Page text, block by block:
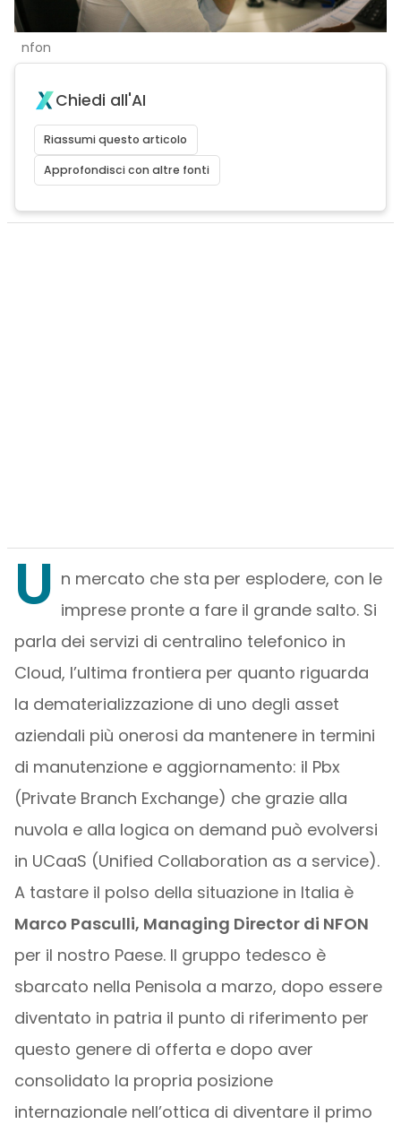
nfon
Chiedi all'AI
Riassumi questo articolo
Approfondisci con altre fonti
U n mercato che sta per esplodere, con le
imprese pronte a fare il grande salto. Si
parla dei servizi di centralino telefonico in
Cloud, l’ultima frontiera per quanto riguarda
la dematerializzazione di uno degli asset
aziendali più onerosi da mantenere in termini
di manutenzione e aggiornamento: il Pbx
(Private Branch Exchange) che grazie alla
nuvola e alla logica on demand può evolversi
in UCaaS (Unified Collaboration as a service).
A tastare il polso della situazione in Italia è
Marco Pasculli, Managing Director di NFON
per il nostro Paese. Il gruppo tedesco è
sbarcato nella Penisola a marzo, dopo essere
diventato in patria il punto di riferimento per
questo genere di offerta e dopo aver
consolidato la propria posizione
internazionale nell’ottica di diventare il primo